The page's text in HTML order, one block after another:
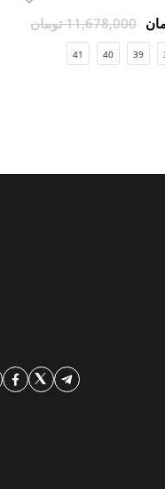
11,678,000 تومان
39
40
41